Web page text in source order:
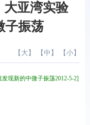
大亚湾实验
子振荡
【 大 】 【 中 】 【 小 】
现新的中微子振荡2012-5-2]